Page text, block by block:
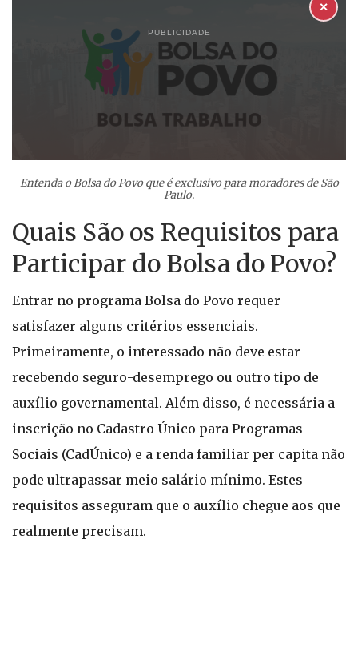
PUBLICIDADE
✕
Entenda o Bolsa do Povo que é exclusivo para moradores de São
Paulo.
Quais São os Requisitos para
Participar do Bolsa do Povo?
Entrar no programa Bolsa do Povo requer
satisfazer alguns critérios essenciais.
Primeiramente, o interessado não deve estar
recebendo seguro-desemprego ou outro tipo de
auxílio governamental. Além disso, é necessária a
inscrição no Cadastro Único para Programas
Sociais (CadÚnico) e a renda familiar per capita não
pode ultrapassar meio salário mínimo. Estes
requisitos asseguram que o auxílio chegue aos que
realmente precisam.